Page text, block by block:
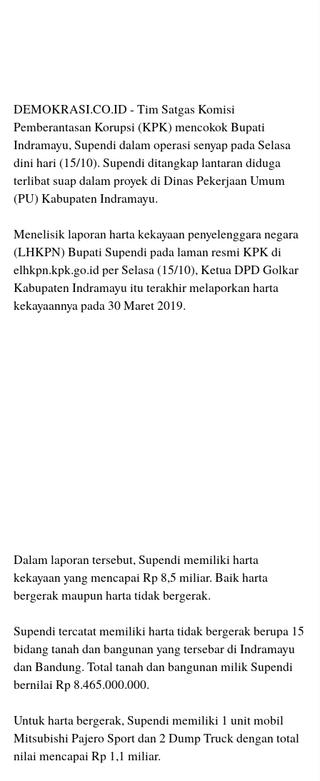
DEMOKRASI.CO.ID - Tim Satgas Komisi
Pemberantasan Korupsi (KPK) mencokok Bupati
Indramayu, Supendi dalam operasi senyap pada Selasa
dini hari (15/10). Supendi ditangkap lantaran diduga
terlibat suap dalam proyek di Dinas Pekerjaan Umum
(PU) Kabupaten Indramayu.
Menelisik laporan harta kekayaan penyelenggara negara
(LHKPN) Bupati Supendi pada laman resmi KPK di
elhkpn.kpk.go.id per Selasa (15/10), Ketua DPD Golkar
Kabupaten Indramayu itu terakhir melaporkan harta
kekayaannya pada 30 Maret 2019.
Dalam laporan tersebut, Supendi memiliki harta
kekayaan yang mencapai Rp 8,5 miliar. Baik harta
bergerak maupun harta tidak bergerak.
Supendi tercatat memiliki harta tidak bergerak berupa 15
bidang tanah dan bangunan yang tersebar di Indramayu
dan Bandung. Total tanah dan bangunan milik Supendi
bernilai Rp 8.465.000.000.
Untuk harta bergerak, Supendi memiliki 1 unit mobil
Mitsubishi Pajero Sport dan 2 Dump Truck dengan total
nilai mencapai Rp 1,1 miliar.